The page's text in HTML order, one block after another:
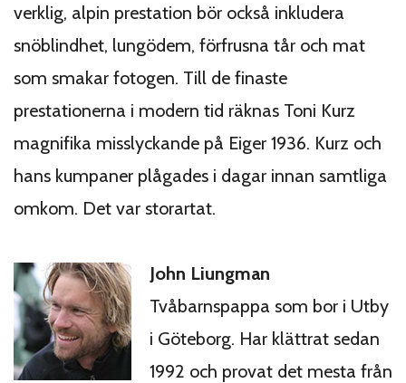
verklig, alpin prestation bör också inkludera
snöblindhet, lungödem, förfrusna tår och mat
som smakar fotogen. Till de finaste
prestationerna i modern tid räknas Toni Kurz
magnifika misslyckande på Eiger 1936. Kurz och
hans kumpaner plågades i dagar innan samtliga
omkom. Det var storartat.
John Liungman
Tvåbarnspappa som bor i Utby
i Göteborg. Har klättrat sedan
1992 och provat det mesta från